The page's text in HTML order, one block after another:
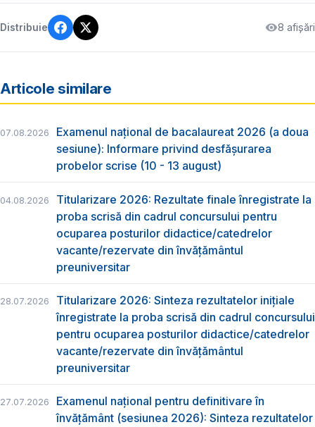
Distribuie 8 afișări
Articole similare
07.08.2026
Examenul național de bacalaureat 2026 (a doua
sesiune): Informare privind desfășurarea
probelor scrise (10 - 13 august)
04.08.2026
Titularizare 2026: Rezultate finale înregistrate la
proba scrisă din cadrul concursului pentru
ocuparea posturilor didactice/catedrelor
vacante/rezervate din învăţământul
preuniversitar
28.07.2026
Titularizare 2026: Sinteza rezultatelor inițiale
înregistrate la proba scrisă din cadrul concursului
pentru ocuparea posturilor didactice/catedrelor
vacante/rezervate din învăţământul
preuniversitar
27.07.2026
Examenul național pentru definitivare în
învățământ (sesiunea 2026): Sinteza rezultatelor